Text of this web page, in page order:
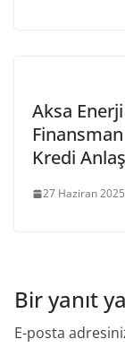
Aksa
Kredi
27 Haziran 2025
Bir yanıt
E-posta